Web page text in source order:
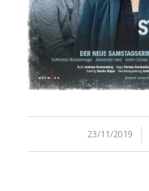
23/11/2019
/